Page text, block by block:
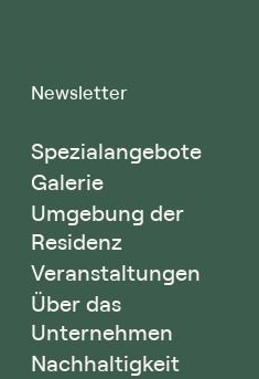
Newsletter
Spezialangebote
Galerie
Umgebung der
Residenz
Veranstaltungen
Über das
Unternehmen
Nachhaltigkeit